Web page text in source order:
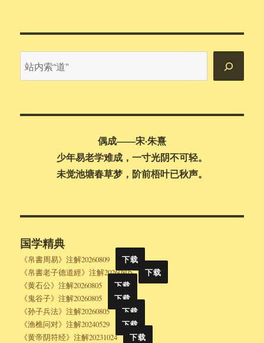
内
偶成——宋·朱熹
少年易老学难成，一寸光阴不可轻。
未觉池塘春草梦，阶前梧叶已秋声。
国学精典
《帛書周易》注解20260809
下载
《帛書老子德道經》注解20260805
下载
《黄石公》注解20260805
下载
《鬼谷子》注解20260805
下载
《孙子兵法》注解20260805
下载
《渔樵问对》注解20240529
下载
《黄帝阴符经》注解20231024
下载